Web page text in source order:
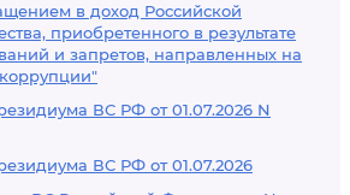
в доход Российской
приобретенного в результате
и запретов, направленных на
ВС РФ от 01.07.2026 N
ВС РФ от 01.07.2026